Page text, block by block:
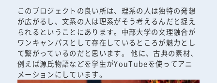
このプロジェクトの良い所は、理系の人は独特の発想
が広がるし、文系の人は理系がそう考えるんだと捉え
られるということにあります。中部大学の文理融合が
ワンキャンパスとして存在しているところが魅力とし
て繋がっているのだと思います。 他に、古典の素材、
例えば源氏物語などを学生がYouTubeを使ってアニ
メーションにしています。